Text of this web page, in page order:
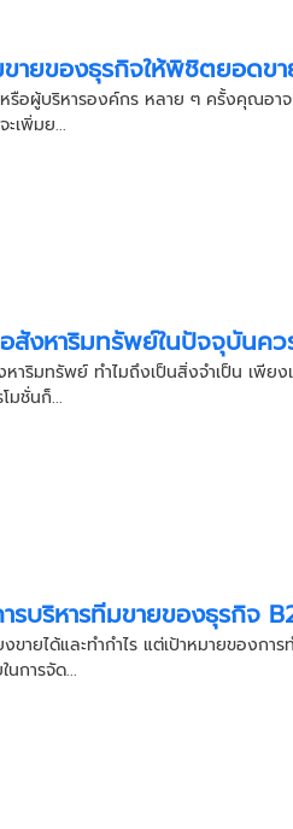
ยของธุรกิจให้พิชิตยอดข
อผู้บริหารองค์กร หลาย ๆ ครั้งคุณอาจ
เพิ่มย...
งหาริมทรัพย์ในปัจจุบันควร
าริมทรัพย์ ทำไมถึงเป็นสิ่งจำเป็น เพี
มชั่นก็...
รบริหารทีมขายของธุรกิจ
ายได้และทำกำไร แต่เป้าหมายของกา
นการจัด...